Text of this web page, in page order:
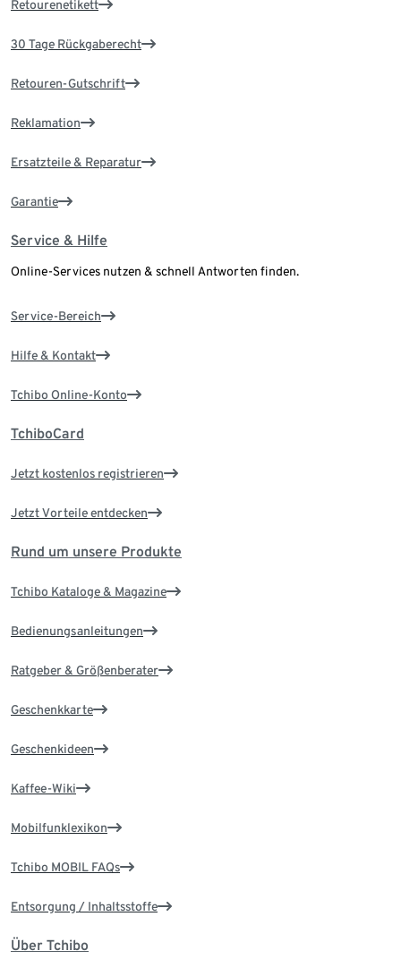
Retourenetikett
30 Tage Rückgaberecht
Retouren-Gutschrift
Reklamation
Ersatzteile & Reparatur
Garantie
Service & Hilfe
Online-Services nutzen & schnell Antworten finden.
Service-Bereich
Hilfe & Kontakt
Tchibo Online-Konto
TchiboCard
Jetzt kostenlos registrieren
Jetzt Vorteile entdecken
Rund um unsere Produkte
Tchibo Kataloge & Magazine
Bedienungsanleitungen
Ratgeber & Größenberater
Geschenkkarte
Geschenkideen
Kaffee-Wiki
Mobilfunklexikon
Tchibo MOBIL FAQs
Entsorgung / Inhaltsstoffe
Über Tchibo